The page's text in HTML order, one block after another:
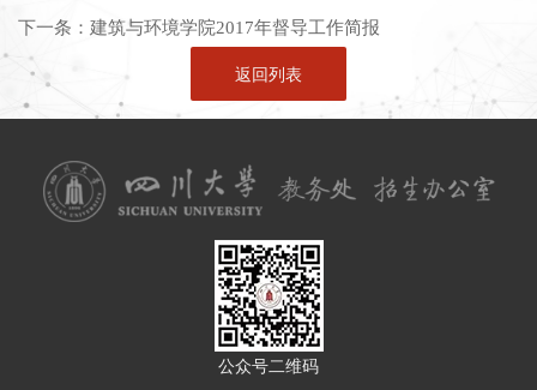
下一条： 建筑与环境学院2017年督导工作简报
返回列表
公众号二维码